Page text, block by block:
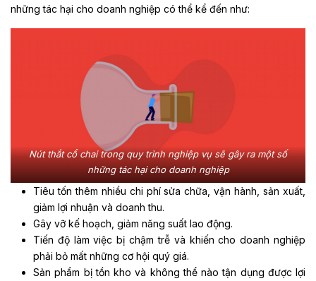
những tác hại cho doanh nghiệp có thể kể đến như:
Nút thắt cổ chai trong quy trình nghiệp vụ sẽ gây ra một số
những tác hại cho doanh nghiệp
Tiêu tốn thêm nhiều chi phí sửa chữa, vận hành, sản xuất,
giảm lợi nhuận và doanh thu.
Gây vỡ kế hoạch, giảm năng suất lao động.
Tiến độ làm việc bị chậm trễ và khiến cho doanh nghiệp
phải bỏ mất những cơ hội quý giá.
Sản phẩm bị tồn kho và không thể nào tận dụng được lợi